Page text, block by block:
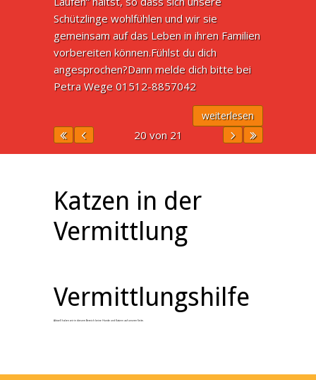
Schützlinge wohlfühlen und wir sie
gemeinsam auf das Leben in ihren Familien
vorbereiten können.Fühlst du dich
angesprochen?Dann melde dich bitte bei
Petra Wege 01512-8857042
weiterlesen
20 von 21
Katzen in der
Vermittlung
Vermittlungshilfe
Aktuell haben wir in diesem Bereich keine Hunde und Katzen auf unserer Seite.